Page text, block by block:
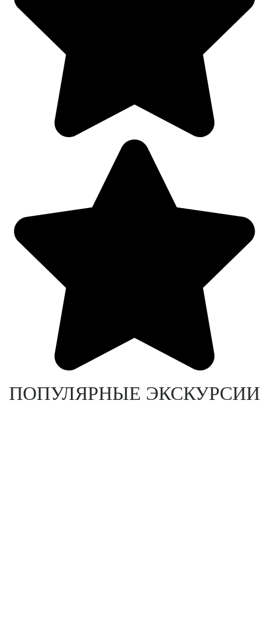
ПОПУЛЯРНЫЕ ЭКСКУРСИИ